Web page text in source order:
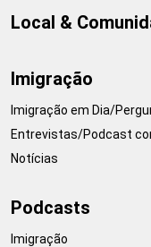
Local &
Imigração
Imigração em Dia/
Entrevistas/Podcast
Notícias
Podcasts
Imigração